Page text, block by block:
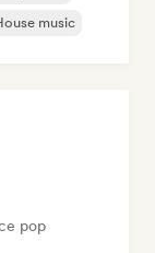
music
pop